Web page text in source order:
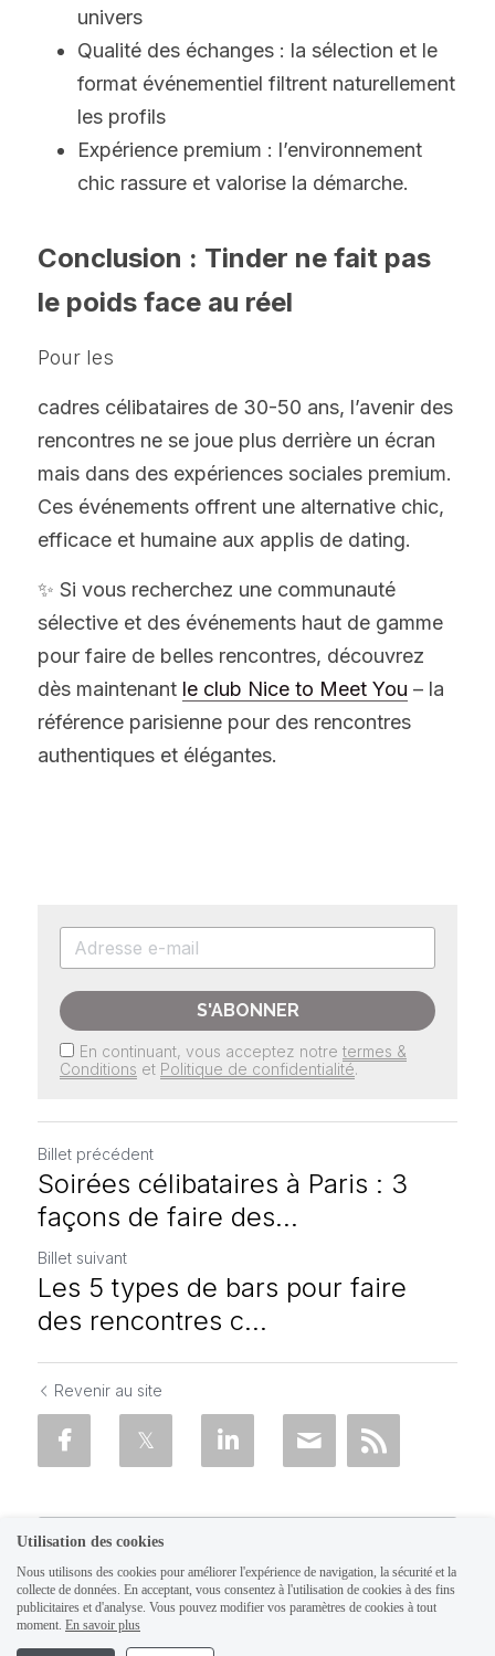
univers
Qualité des échanges : la sélection et le
format événementiel filtrent naturellement
les profils
Expérience premium : l’environnement
chic rassure et valorise la démarche.
Conclusion : Tinder ne fait pas
le poids face au réel
Pour les
cadres célibataires de 30-50 ans, l’avenir des
rencontres ne se joue plus derrière un écran
mais dans des expériences sociales premium.
Ces événements offrent une alternative chic,
efficace et humaine aux applis de dating.
✨ Si vous recherchez une communauté
sélective et des événements haut de gamme
pour faire de belles rencontres, découvrez
dès maintenant le club Nice to Meet You – la
référence parisienne pour des rencontres
authentiques et élégantes.
S'ABONNER
En continuant, vous acceptez notre termes &
Conditions et Politique de confidentialité.
Billet précédent
Soirées célibataires à Paris : 3
façons de faire des...
Billet suivant
Les 5 types de bars pour faire
des rencontres c...
Revenir au site
Utilisation des cookies
Nous utilisons des cookies pour améliorer l'expérience de navigation, la sécurité et la
collecte de données. En acceptant, vous consentez à l'utilisation de cookies à des fins
publicitaires et d'analyse. Vous pouvez modifier vos paramètres de cookies à tout
moment. En savoir plus